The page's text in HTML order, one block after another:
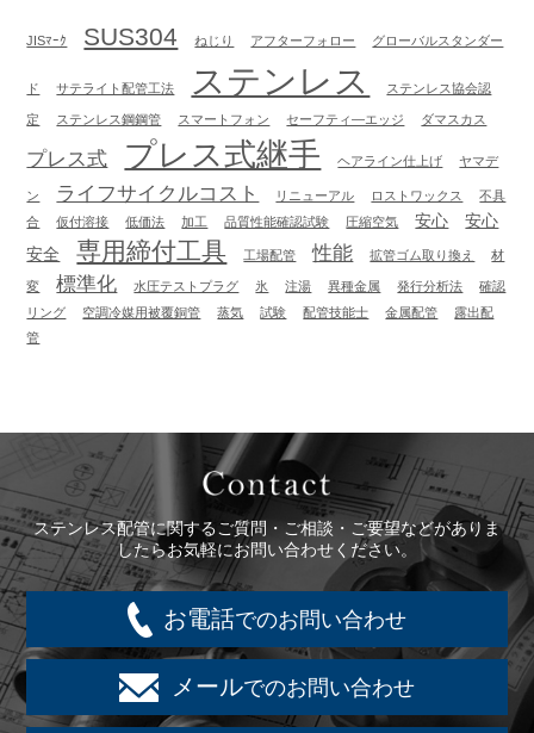
JISﾏｰｸ SUS304 ねじり アフターフォロー グローバルスタンダー
ド サテライト配管工法 ステンレス ステンレス協会認
定 ステンレス鋼鋼管 スマートフォン セーフティ―エッジ ダマスカス
プレス式 プレス式継手 ヘアライン仕上げ ヤマデ
ン ライフサイクルコスト リニューアル ロストワックス
不具
合
仮付溶接 低価法 加工 品質性能確認試験 圧縮空気 安心
安心
安全
専用締付工具 工場配管 性能 拡管ゴム取り換え 材
変 標準化 水圧テストプラグ 氷 注湯 異種金属 発行分析法
確認
リング
空調冷媒用被覆銅管 蒸気 試験 配管技能士 金属配管
露出配
管
ステンレス配管に関するご質問・ご相談・ご要望などがありま
したらお気軽にお問い合わせください。
お電話でのお問い合わせ
メールでのお問い合わせ